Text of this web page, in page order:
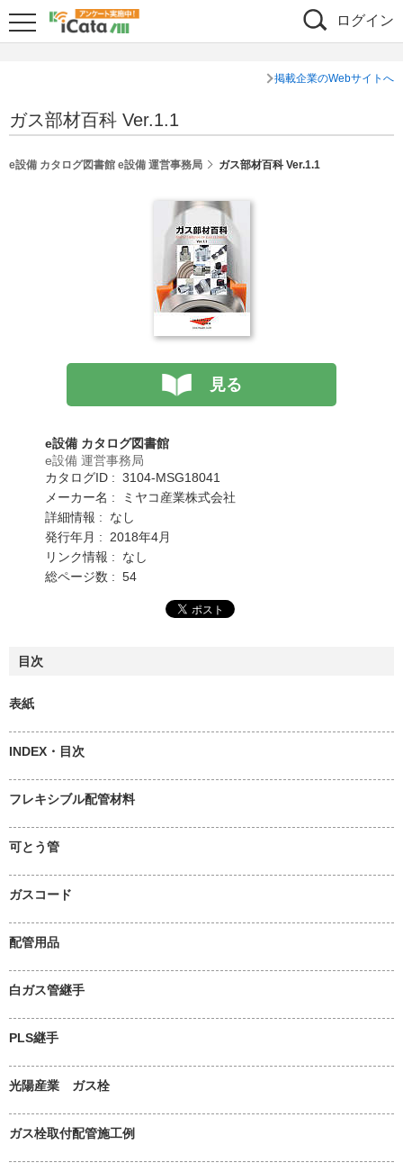
ログイン
掲載企業のWebサイトへ
ガス部材百科 Ver.1.1
e設備 カタログ図書館 e設備 運営事務局 ガス部材百科 Ver.1.1
見る
e設備 カタログ図書館
e設備 運営事務局
カタログID : 3104-MSG18041
メーカー名 : ミヤコ産業株式会社
詳細情報 : なし
発行年月 : 2018年4月
リンク情報 : なし
総ページ数 : 54
目次
表紙
INDEX・目次
フレキシブル配管材料
可とう管
ガスコード
配管用品
白ガス管継手
PLS継手
光陽産業 ガス栓
ガス栓取付配管施工例